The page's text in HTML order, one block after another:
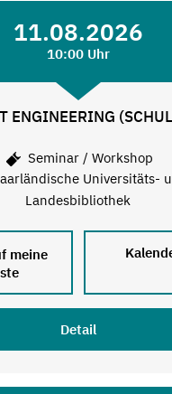
11.08.2026
10:00 Uhr
ENGINEERING
Seminar / Workshop
Universitäts-
Landesbibliothek
meine
Detail